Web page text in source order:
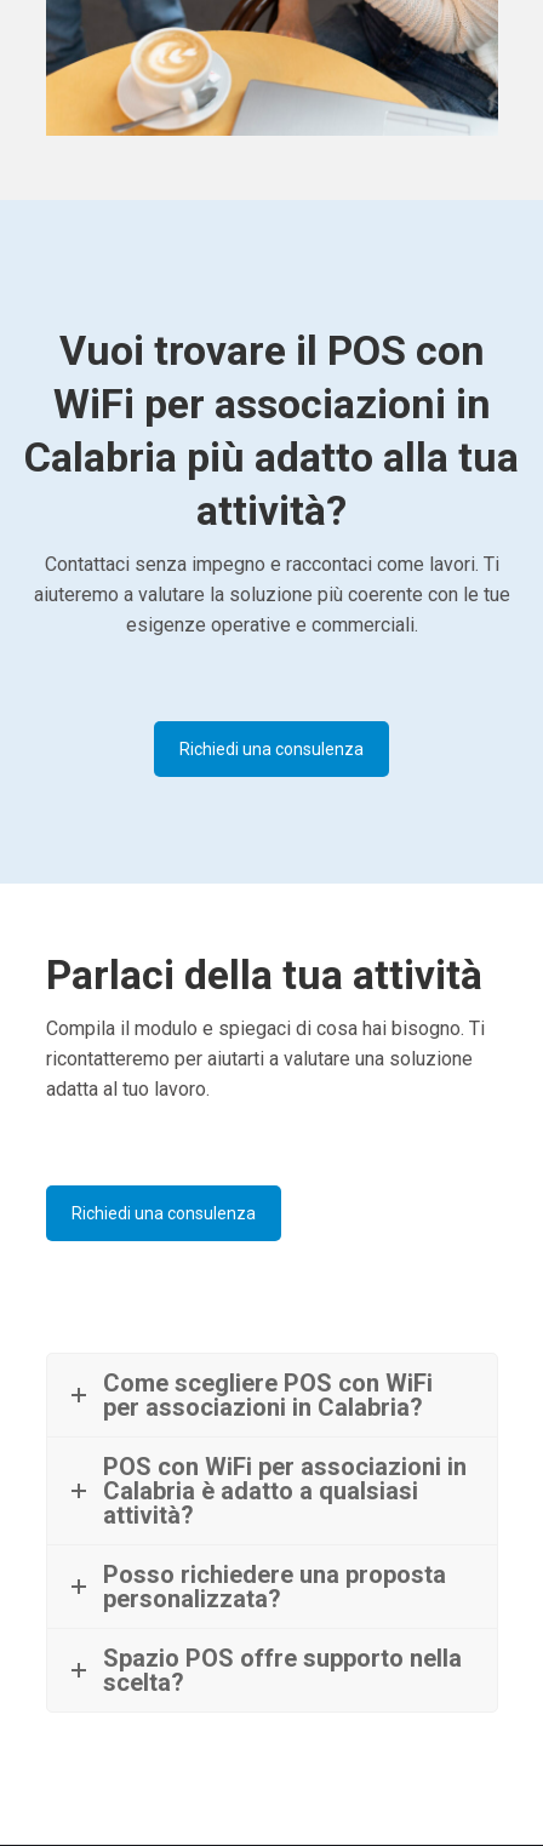
Vuoi trovare il POS con
WiFi per associazioni in
Calabria più adatto alla tua
attività?
Contattaci senza impegno e raccontaci come lavori. Ti
aiuteremo a valutare la soluzione più coerente con le tue
esigenze operative e commerciali.
Richiedi una consulenza
Parlaci della tua attività
Compila il modulo e spiegaci di cosa hai bisogno. Ti
ricontatteremo per aiutarti a valutare una soluzione
adatta al tuo lavoro.
Richiedi una consulenza
Come scegliere POS con WiFi
per associazioni in Calabria?
POS con WiFi per associazioni in
Calabria è adatto a qualsiasi
attività?
Posso richiedere una proposta
personalizzata?
Spazio POS offre supporto nella
scelta?